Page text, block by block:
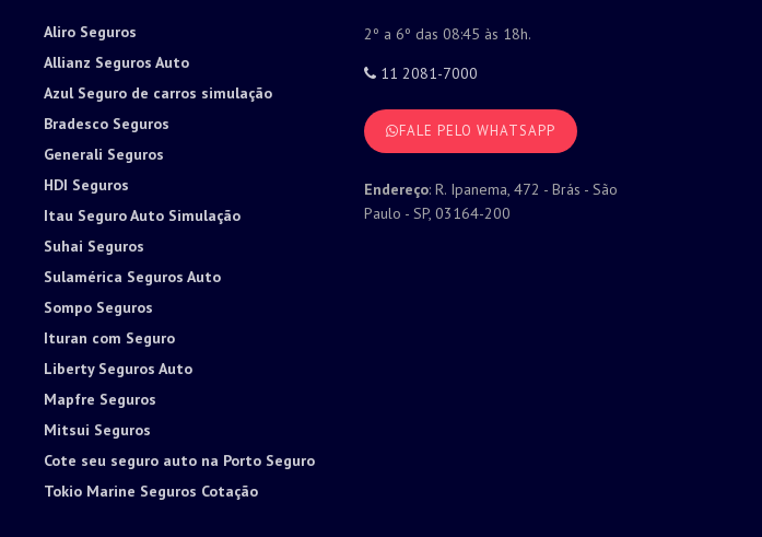
Aliro Seguros
Allianz Seguros Auto
Azul Seguro de carros simulação
Bradesco Seguros
Generali Seguros
HDI Seguros
Itau Seguro Auto Simulação
Suhai Seguros
Sulamérica Seguros Auto
Sompo Seguros
Ituran com Seguro
Liberty Seguros Auto
Mapfre Seguros
Mitsui Seguros
Cote seu seguro auto na Porto Seguro
Tokio Marine Seguros Cotação
2º a 6º das 08:45 às 18h.
11 2081-7000
FALE PELO WHATSAPP
Endereço: R. Ipanema, 472 - Brás - São
Paulo - SP, 03164-200